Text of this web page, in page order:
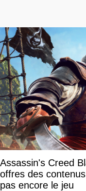
Assassin's Creed
offres des
pas encore le jeu